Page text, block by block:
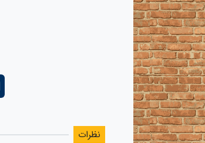
نظرات